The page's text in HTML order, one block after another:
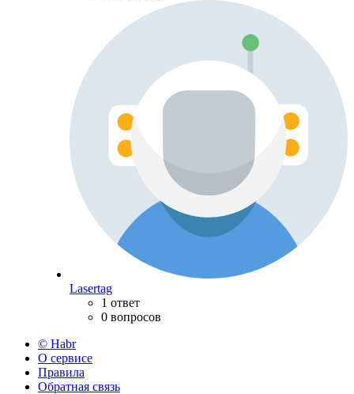
Lasertag
1 ответ
0 вопросов
© Habr
О сервисе
Правила
Обратная связь